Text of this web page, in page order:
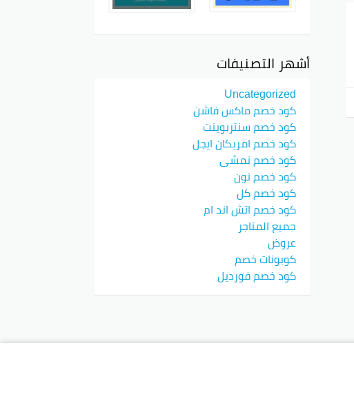
أشهر التصنيفات
Uncategorized
كود خصم ماكس فاشن
كود خصم سنتربوينت
كود خصم امريكان ايجل
كود خصم نمشي
كود خصم نون
كود خصم كل
كود خصم اتش اند ام
جميع المتاجر
عروض
كوبونات خصم
كود خصم فورديل